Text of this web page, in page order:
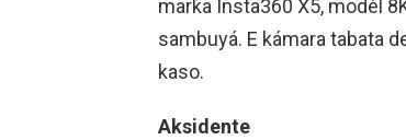
marka Insta360 X5, modèl
sambuyá. E kámara tabata
kaso.
Aksidente